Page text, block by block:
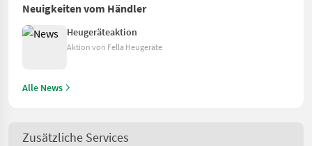
Neuigkeiten vom Händler
Heugeräteaktion
Aktion von Fella Heugeräte
Alle News
Zusätzliche Services